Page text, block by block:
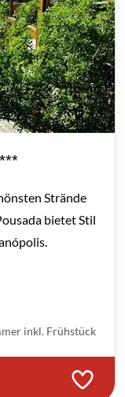
Strände
bietet Stil
inkl. Frühstück